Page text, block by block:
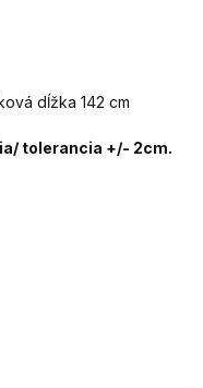
dĺžka 142 cm
tolerancia +/- 2cm.